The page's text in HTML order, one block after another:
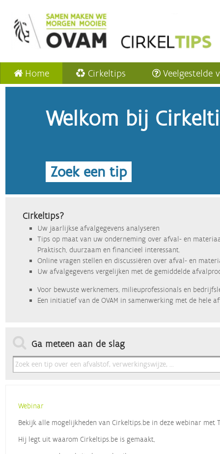
Home Cirkeltips Veelgestelde
Welkom bij
Zoek een tip
Cirkeltips?
Uw jaarlijkse afvalgegevens analyseren
Tips op maat van uw onderneming over afval- en
Praktisch, duurzaam en financieel interessant.
Online vragen stellen en discussiëren over afval- en
Uw afvalgegevens vergelijken met de gemiddelde
Voor bewuste werknemers, milieuprofessionals en
Een initiatief van de OVAM in samenwerking met de hele
Ga meteen aan de slag
Webinar
Bekijk alle mogelijkheden van Cirkeltips.be in deze webinar met
Hij legt uit waarom Cirkeltips.be is gemaakt,